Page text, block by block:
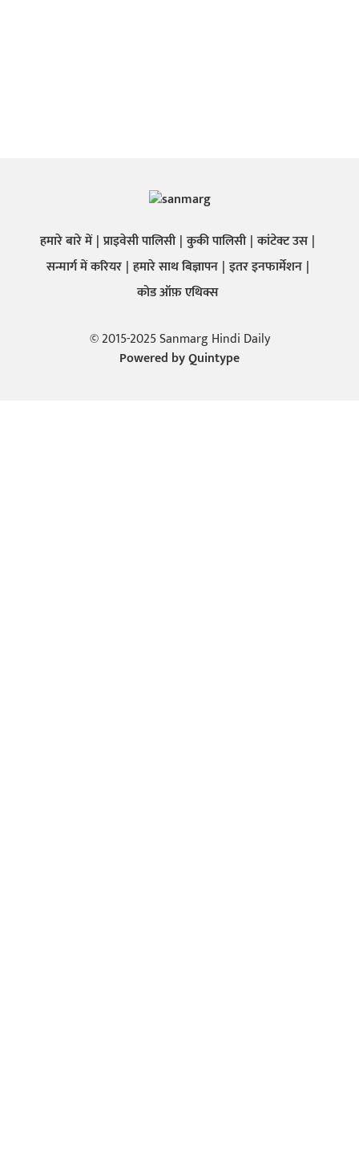
हमारे बारे में प्राइवेसी पालिसी कुकी पालिसी कांटेक्ट उस
सन्मार्ग में करियर हमारे साथ बिज्ञापन इतर इनफार्मेशन
कोड ऑफ़ एथिक्स
© 2015-2025 Sanmarg Hindi Daily
Powered byQuintype